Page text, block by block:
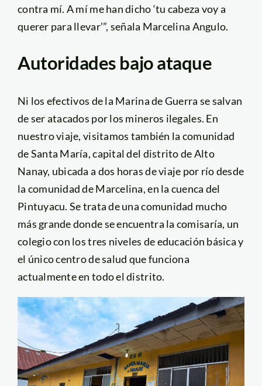
contra mí. A mí me han dicho ‘tu cabeza voy a
querer para llevar’”, señala Marcelina Angulo.
Autoridades bajo ataque
Ni los efectivos de la Marina de Guerra se salvan
de ser atacados por los mineros ilegales. En
nuestro viaje, visitamos también la comunidad
de Santa María, capital del distrito de Alto
Nanay, ubicada a dos horas de viaje por río desde
la comunidad de Marcelina, en la cuenca del
Pintuyacu. Se trata de una comunidad mucho
más grande donde se encuentra la comisaría, un
colegio con los tres niveles de educación básica y
el único centro de salud que funciona
actualmente en todo el distrito.